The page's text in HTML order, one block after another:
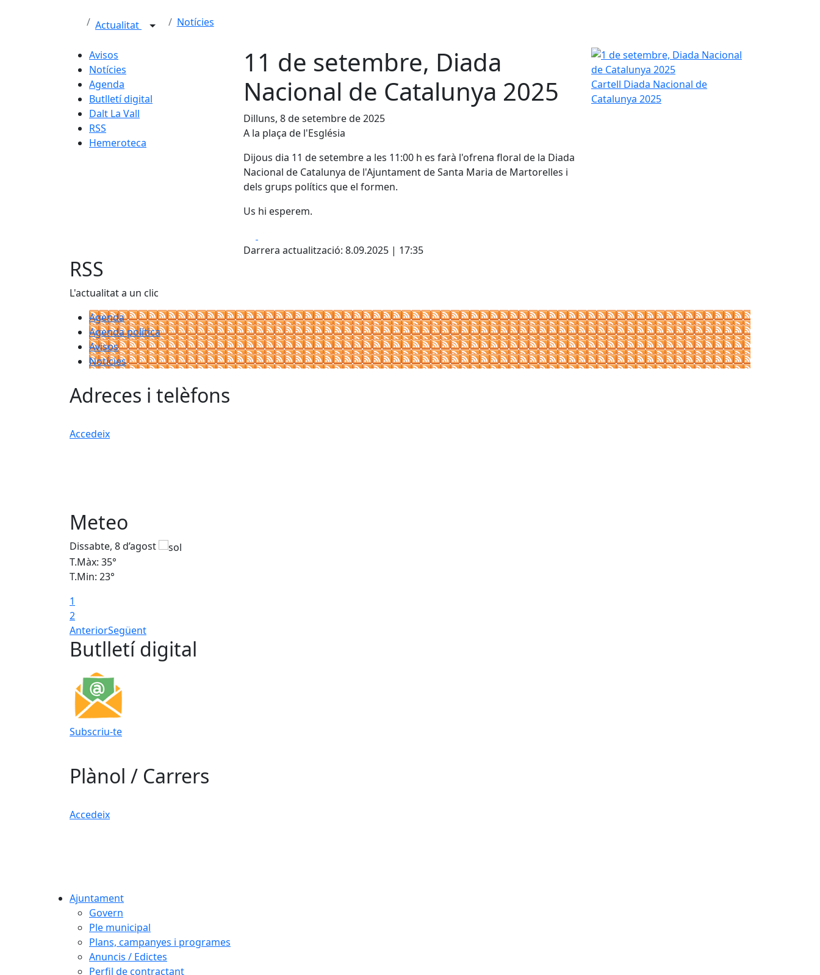
Actualitat Notícies
Avisos
Notícies
Agenda
Butlletí digital
Dalt La Vall
RSS
Hemeroteca
11 de setembre, Diada
Nacional de Catalunya 2025
Dilluns, 8 de setembre de 2025
A la plaça de l'Església
Dijous dia 11 de setembre a les 11:00 h es farà l'ofrena floral de la Diada
Nacional de Catalunya de l'Ajuntament de Santa Maria de Martorelles i
dels grups polítics que el formen.
Us hi esperem.
Darrera actualització: 8.09.2025 | 17:35
1 de setembre, Diada Nacional de Catalunya 2025
Cartell Diada Nacional de
Catalunya 2025
RSS
L'actualitat a un clic
Agenda
Agenda política
Avisos
Notícies
Adreces i telèfons
Accedeix
Meteo
Dissabte, 8 d’agost
T.Màx: 35°
T.Min: 23°
1
2
AnteriorSegüent
Butlletí digital
Subscriu-te
Plànol / Carrers
Accedeix
Ajuntament
Govern
Ple municipal
Plans, campanyes i programes
Anuncis / Edictes
Perfil de contractant